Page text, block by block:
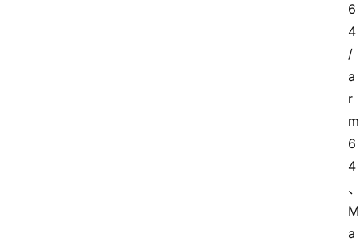
6
4
/
a
r
m
6
4
、
M
a